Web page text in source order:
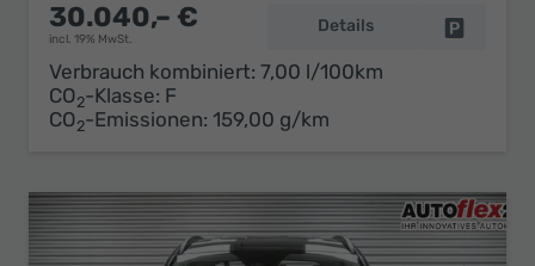
30.040,– €
incl. 19% MwSt.
Details
Verbrauch kombiniert: 7,00 l/100km
CO2-Klasse: F
CO2-Emissionen: 159,00 g/km